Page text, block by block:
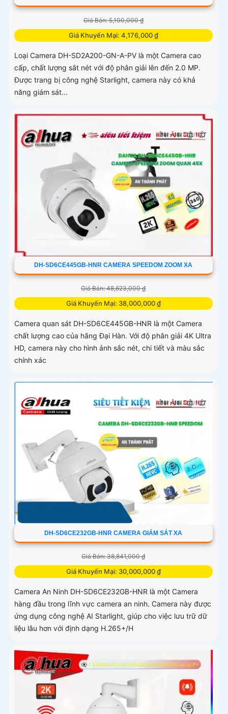
Giá Bán: 5,100,000 ₫
Giá Khuyến Mại: 4,176,000 ₫
Loại Camera DH-SD2A200-GN-A-PV là một Camera cao
cấp, chất lượng sắt nét với độ phân giải lên đến 2.0 MP.
Được trang bị công nghệ Starlight, camera này có khả
năng giám sát...
DH-SD6CE445GB-HNR CAMERA SPEEDOM ZOOM XA
Giá Bán: 48,623,000 ₫
Giá Khuyến Mại: 38,000,000 ₫
Camera quan sát DH-SD6CE445GB-HNR là một Camera
chất lượng cao của hãng Đại Hàn. Với độ phân giải 4K Ultra
HD, camera này cho hình ảnh sắc nét, chi tiết và màu sắc
chính xác
DH-SD6CE232GB-HNR CAMERA GIÁM SÁT XA
Giá Bán: 38,841,000 ₫
Giá Khuyến Mại: 30,000,000 ₫
Camera An Ninh DH-SD6CE232GB-HNR là một Camera
hàng đầu trong lĩnh vực camera an ninh. Camera này được
ứng dụng công nghệ AI Starlight, giúp cho việc lưu trữ dữ
liệu lâu hơn với định dạng H.265+/H